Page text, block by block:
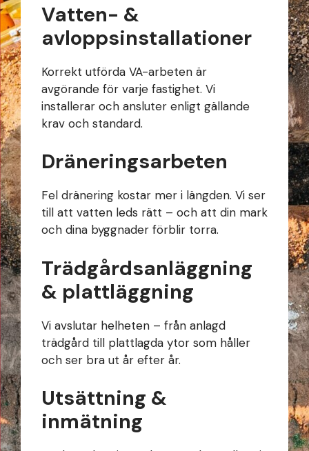
Vatten- &
avloppsinstallationer
Korrekt utförda VA-arbeten är
avgörande för varje fastighet. Vi
installerar och ansluter enligt gällande
krav och standard.
Dräneringsarbeten
Fel dränering kostar mer i längden. Vi ser
till att vatten leds rätt – och att din mark
och dina byggnader förblir torra.
Trädgårdsanläggning
& plattläggning
Vi avslutar helheten – från anlagd
trädgård till plattlagda ytor som håller
och ser bra ut år efter år.
Utsättning &
inmätning